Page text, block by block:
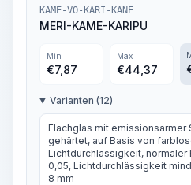
KAME-VO-KARI-KANE
MERI-KAME-KARIPU
Min
€7,87
Max
€44,37
Varianten (12)
Flachglas mit
gehärtet, auf Basis von
Lichtdurchlässigkeit,
0,05, Lichtdurchlässigkeit
8 mm